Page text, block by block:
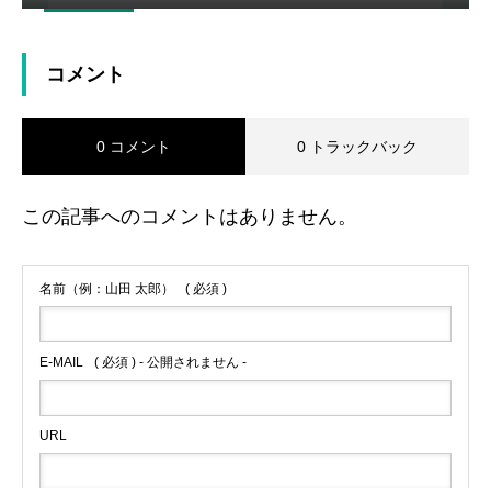
コメント
0 コメント 0 トラックバック
この記事へのコメントはありません。
名前（例：山田 太郎） ( 必須 )
E-MAIL ( 必須 ) - 公開されません -
URL